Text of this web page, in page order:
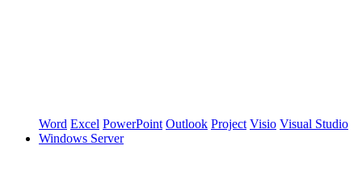
Word Excel PowerPoint Outlook Project Visio Visual Studio
Windows Server